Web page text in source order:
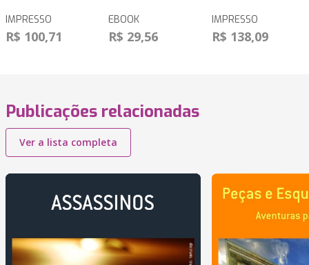
IMPRESSO
R$ 100,71
EBOOK
R$ 29,56
IMPRESSO
R$ 138,09
Publicações relacionadas
Ver a lista completa